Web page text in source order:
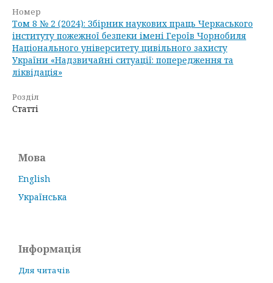
Номер
Том 8 № 2 (2024): Збірник наукових праць Черкаського
інституту пожежної безпеки імені Героїв Чорнобиля
Національного університету цивільного захисту
України «Надзвичайні ситуації: попередження та
ліквідація»
Розділ
Статті
Мова
English
Українська
Інформація
Для читачів